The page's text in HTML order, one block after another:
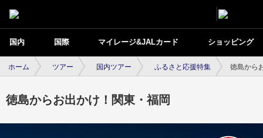
国内 国際 マイレージ&JALカード ショッピング
ホーム ツアー 国内ツアー ふるさと応援特集 徳島から
徳島からお出かけ！関東・福岡